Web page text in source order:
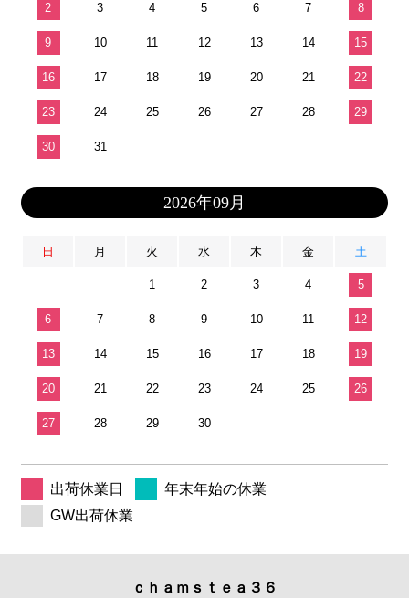
2 3 4 5 6 7 8
9 10 11 12 13 14 15
16 17 18 19 20 21 22
23 24 25 26 27 28 29
30 31
2026年09月
日 月 火 水 木 金 土
1 2 3 4 5
6 7 8 9 10 11 12
13 14 15 16 17 18 19
20 21 22 23 24 25 26
27 28 29 30
出荷休業日
年末年始の休業
GW出荷休業
ｃｈａｍｓｔｅａ３６